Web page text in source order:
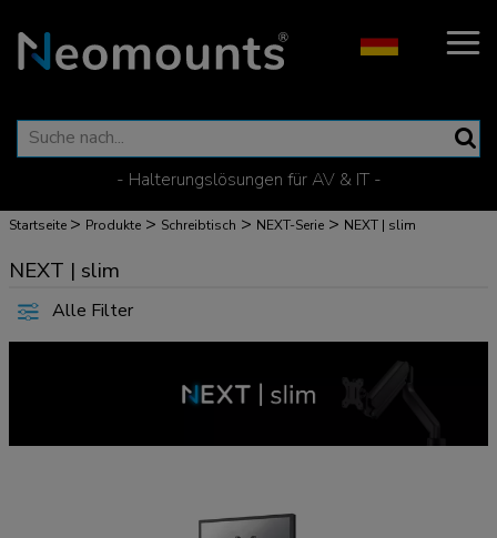
- Halterungslösungen für AV & IT -
Startseite > Produkte > Schreibtisch > NEXT-Serie > NEXT | slim
NEXT | slim
Alle Filter